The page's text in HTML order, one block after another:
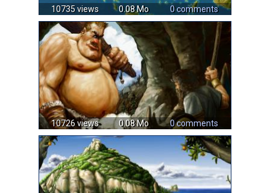
10735 views 0.08 Mo 0 comments
10726 views 0.08 Mo 0 comments